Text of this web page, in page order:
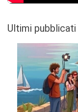
Ultimi pubblicati